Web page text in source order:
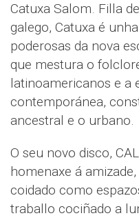
Catuxa Salom. Filla
galego, Catuxa é
poderosas da nova
que mestura o
latinoamericanos e a
contemporánea,
ancestral e o urbano.
O seu novo disco,
homenaxe á
coidado como
traballo cociñado a